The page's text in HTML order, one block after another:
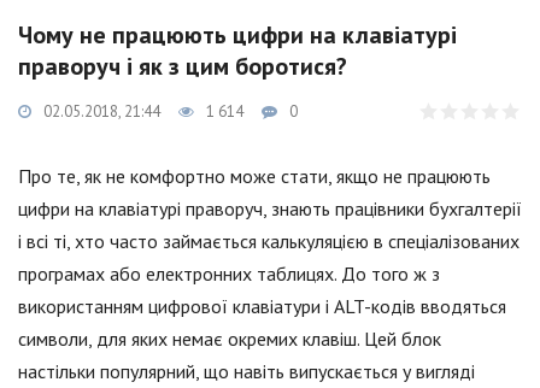
Чому не працюють цифри на клавіатурі
праворуч і як з цим боротися?
02.05.2018, 21:44 1 614 0
Про те, як не комфортно може стати, якщо не працюють
цифри на клавіатурі праворуч, знають працівники бухгалтерії
і всі ті, хто часто займається калькуляцією в спеціалізованих
програмах або електронних таблицях. До того ж з
використанням цифрової клавіатури і ALT-кодів вводяться
символи, для яких немає окремих клавіш. Цей блок
настільки популярний, що навіть випускається у вигляді